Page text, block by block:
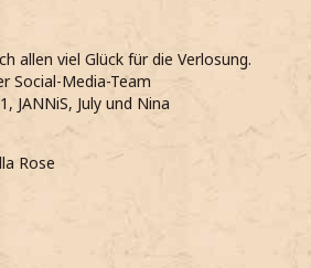
allen viel Glück für die Verlosung.
Social-Media-Team
JANNiS, July und Nina
Rose